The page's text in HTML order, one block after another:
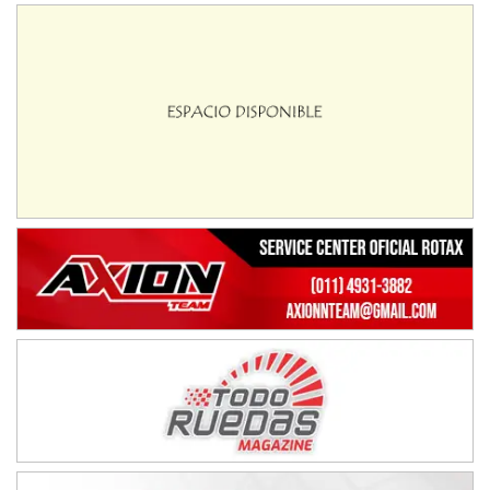
08/09-AGO
Parque de la Velocidad (Asfalto)
Villaguay (Entre Ríos)
VICTORIENSE - F7
Victoria (Entre Ríos)
Moto Club Reginense (Tierra)
Gral. E. Godoy (Río Negro)
CSK - F7